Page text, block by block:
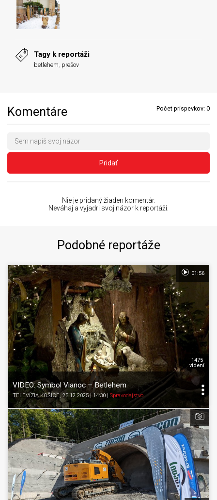
Tagy k reportáži
betlehem prešov
Komentáre Počet príspevkov: 0
Pridať
Nie je pridaný žiaden komentár.
Neváhaj a vyjadri svoj názor k reportáži.
Podobné reportáže
VIDEO: Symbol Vianoc – Betlehem
TELEVÍZIA KOŠICE, 25.12.2025 | 14:30 Spravodajstvo
1475
videní
01:56